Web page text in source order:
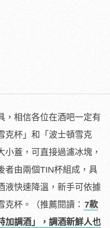
，相信各位在酒吧一定有
克杯」和「波士頓雪克
蓋，可直接過濾冰塊，
者由兩個TIN杯組成，具
液快速降溫，新手可依據
克杯。（推薦閱讀： 7款
加調酒」，調酒新鮮人也